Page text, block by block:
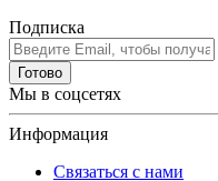
Подписка
Готово
Мы в соцсетях
Информация
Связаться с нами